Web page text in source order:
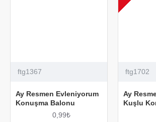
ftg1367
Ay Resmen Evleniyorum
Konuşma Balonu
0,99₺
ftg1702
Ay
Kuşlu